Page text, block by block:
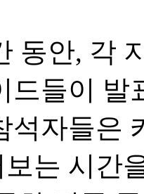
동안, 각
드들이 발
석자들은
는 시간